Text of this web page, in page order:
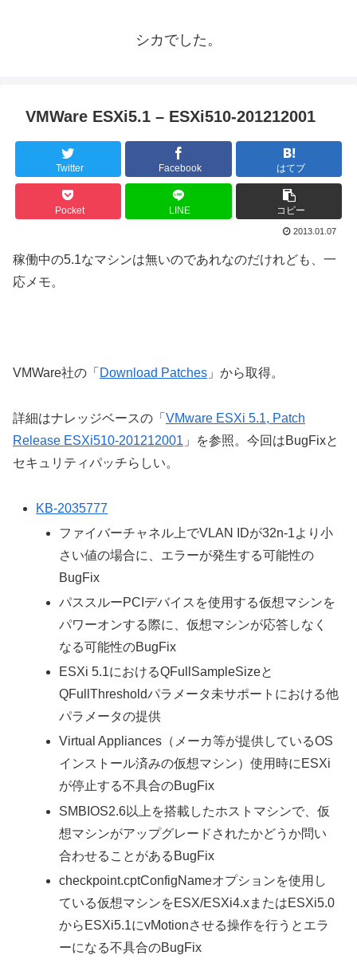
シカでした。
VMWare ESXi5.1 – ESXi510-201212001
Twitter Facebook はてブ
Pocket LINE コピー
2013.01.07
稼働中の5.1なマシンは無いのであれなのだけれども、一
応メモ。
VMWare社の「 Download Patches 」から取得。
詳細はナレッジベースの「 VMware ESXi 5.1, Patch
Release ESXi510-201212001 」を参照。今回はBugFixと
セキュリティパッチらしい。
KB-2035777
ファイバーチャネル上でVLAN IDが32n-1より小
さい値の場合に、エラーが発生する可能性の
BugFix
パススルーPCIデバイスを使用する仮想マシンを
パワーオンする際に、仮想マシンが応答しなく
なる可能性のBugFix
ESXi 5.1におけるQFullSampleSizeと
QFullThresholdパラメータ未サポートにおける他
パラメータの提供
Virtual Appliances（メーカ等が提供しているOS
インストール済みの仮想マシン）使用時にESXi
が停止する不具合のBugFix
SMBIOS2.6以上を搭載したホストマシンで、仮
想マシンがアップグレードされたかどうか問い
合わせることがあるBugFix
checkpoint.cptConfigNameオプションを使用し
ている仮想マシンをESX/ESXi4.xまたはESXi5.0
からESXi5.1にvMotionさせる操作を行うとエラ
ーになる不具合のBugFix